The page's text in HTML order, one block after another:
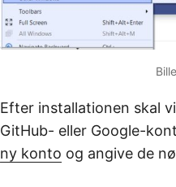
Efter installationen skal
GitHub- eller Google-
ny konto og angive de